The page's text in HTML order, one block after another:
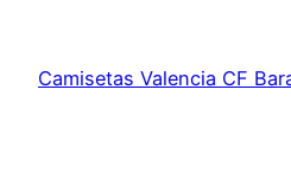
contenido
Camisetas Valencia CF